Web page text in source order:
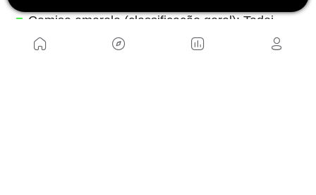
Camisa amarela (classificação geral): Tadej
Pogacar